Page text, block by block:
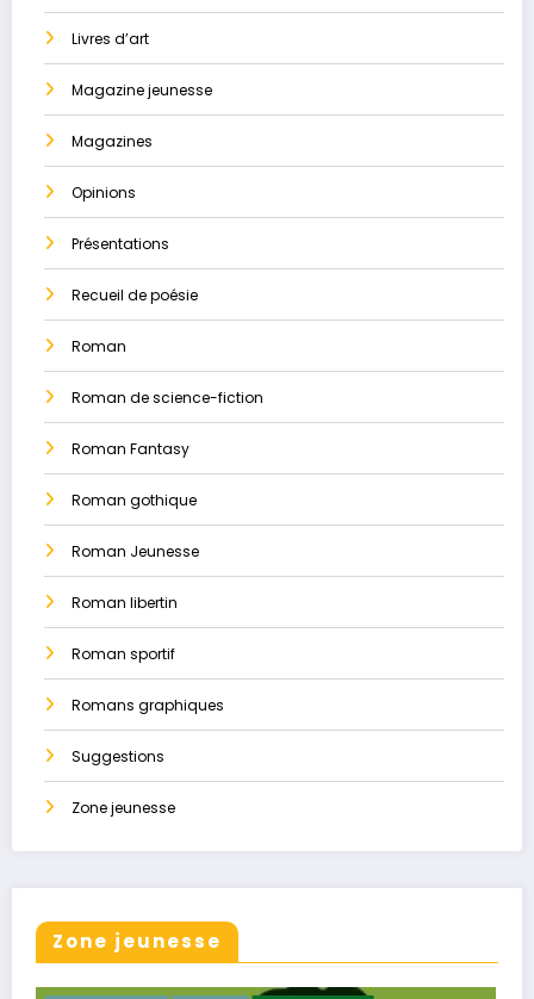
Livres d’art
Magazine jeunesse
Magazines
Opinions
Présentations
Recueil de poésie
Roman
Roman de science-fiction
Roman Fantasy
Roman gothique
Roman Jeunesse
Roman libertin
Roman sportif
Romans graphiques
Suggestions
Zone jeunesse
Zone jeunesse